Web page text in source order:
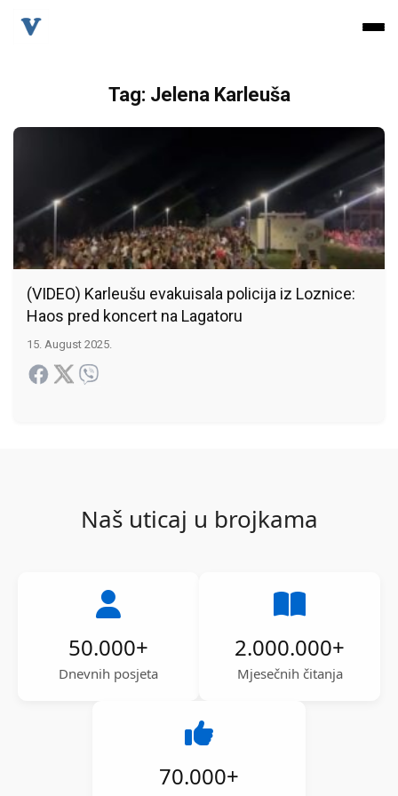
Tag: Jelena Karleuša
(VIDEO) Karleušu evakuisala policija iz Loznice:
Haos pred koncert na Lagatoru
15. August 2025.
Naš uticaj u brojkama
50.000+
Dnevnih posjeta
2.000.000+
Mjesečnih čitanja
70.000+